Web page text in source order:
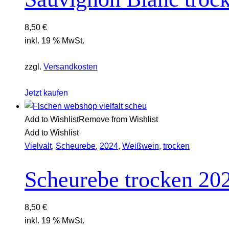
8,50 €
inkl. 19 % MwSt.
zzgl. Versandkosten
Jetzt kaufen
Add to WishlistRemove from Wishlist
Add to Wishlist
Vielvalt, Scheurebe, 2024, Weißwein, trocken
Scheurebe trocken
8,50 €
inkl. 19 % MwSt.